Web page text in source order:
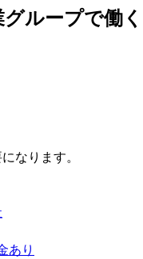
グループで働
なります。
あり